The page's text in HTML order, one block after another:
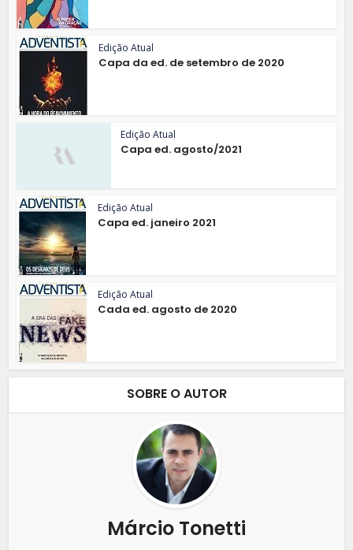
Edição Atual
Capa da ed. de setembro de 2020
Edição Atual
Capa ed. agosto/2021
Edição Atual
Capa ed. janeiro 2021
Edição Atual
Cada ed. agosto de 2020
SOBRE O AUTOR
Márcio Tonetti